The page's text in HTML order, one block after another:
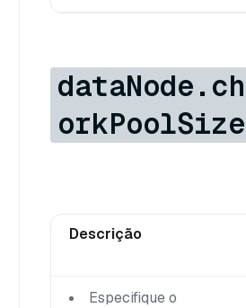
orkPoolSize
Descrição
Especifique o